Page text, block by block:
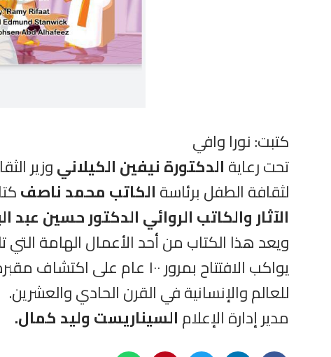
كتبت: نورا وافي
تحت رعايةالدكتورة نيفين الكيلانيوزير
لثقافة الطفل برئاسةالكاتب محمد ناصف
الآثار والكاتب الروائي الدكتور حسين عبد
ويعد هذا الكتاب من أحد الأعمال الهامة
يواكب الافتتاح بمرور ١٠٠
للعالم والإنسانية في القرن الحادي والعشرين.
مدير إدارة الإعلامالسيناريست وليد كمال.